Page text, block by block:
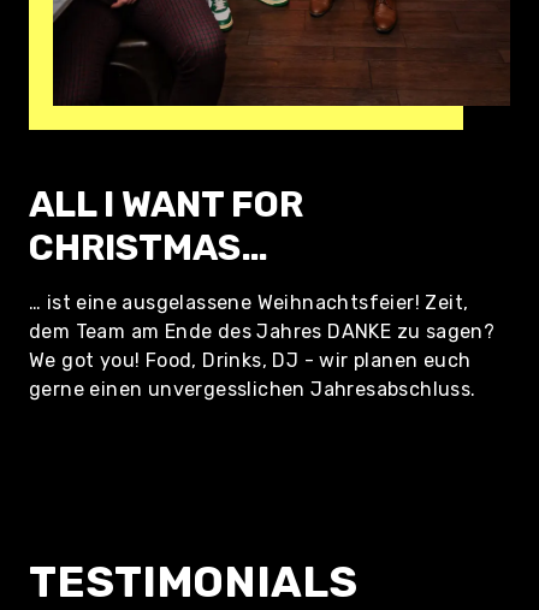
ALL I WANT FOR
CHRISTMAS…
… ist eine ausgelassene Weihnachtsfeier! Zeit,
dem Team am Ende des Jahres DANKE zu sagen?
We got you! Food, Drinks, DJ - wir planen euch
gerne einen unvergesslichen Jahresabschluss.
TESTIMONIALS